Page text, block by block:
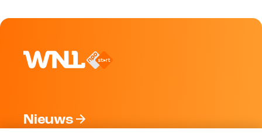
Nieuws